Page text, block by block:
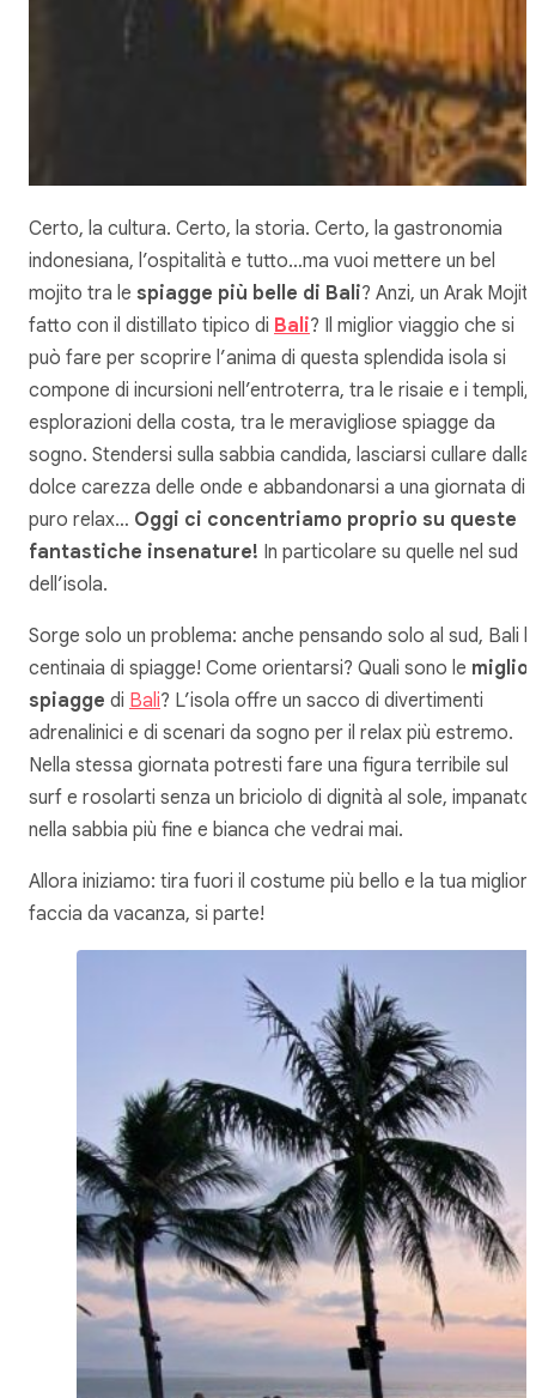
Certo, la cultura. Certo, la storia. Certo, la gastronomia
indonesiana, l’ospitalità e tutto…ma vuoi mettere un bel
mojito tra le spiagge più belle di Bali? Anzi, un Arak
fatto con il distillato tipico di Bali? Il miglior viaggio che si
può fare per scoprire l’anima di questa splendida isola si
compone di incursioni nell’entroterra, tra le risaie e i templi,
esplorazioni della costa, tra le meravigliose spiagge da
sogno. Stendersi sulla sabbia candida, lasciarsi cullare dalla
dolce carezza delle onde e abbandonarsi a una giornata di
puro relax… Oggi ci concentriamo proprio su queste
fantastiche insenature! In particolare su quelle nel sud
dell’isola.
Sorge solo un problema: anche pensando solo al sud, Bali
centinaia di spiagge! Come orientarsi? Quali sono le
spiagge di Bali? L’isola offre un sacco di divertimenti
adrenalinici e di scenari da sogno per il relax più estremo.
Nella stessa giornata potresti fare una figura terribile sul
surf e rosolarti senza un briciolo di dignità al sole, impanato
nella sabbia più fine e bianca che vedrai mai.
Allora iniziamo: tira fuori il costume più bello e la tua
faccia da vacanza, si parte!